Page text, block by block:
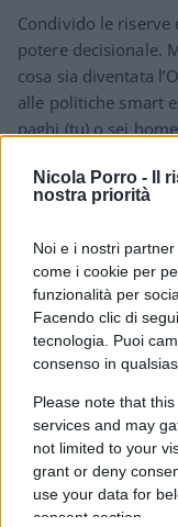
Nicola Porro -
Il
nostra priorità
Noi e i nostri
come i cookie per
funzionalità per
Facendo clic di
tecnologia. Puoi
consenso in
Please note that
services and may
not limited to your
grant or deny
use your data for
consent section.
Condivido le riserve
potere decisionale.
cosa sia diventata
alle politiche smart
paghi (tu) o sei
Rispondi
Simone
22 Gennaio 2026,
Se ho capito bene i
varie istanze, ma
meno.
E quindi, mi
che decide Trump?
Rispondi